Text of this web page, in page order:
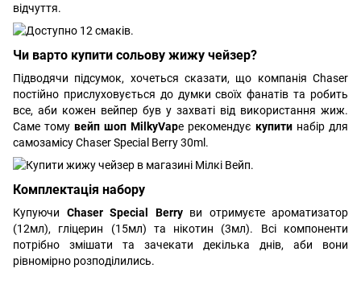
відчуття.
Чи варто купити сольову жижу чейзер?
Підводячи підсумок, хочеться сказати, що компанія Chaser
постійно прислуховується до думки своїх фанатів та робить
все, аби кожен вейпер був у захваті від використання жиж.
Саме тому вейп шоп MilkyVape рекомендує купити набір для
самозамісу Chaser Special Berry 30ml.
Комплектація набору
Купуючи Chaser Special Berryви отримуєте ароматизатор
(12мл), гліцерин (15мл) та нікотин (3мл). Всі компоненти
потрібно змішати та зачекати декілька днів, аби вони
рівномірно розподілились.